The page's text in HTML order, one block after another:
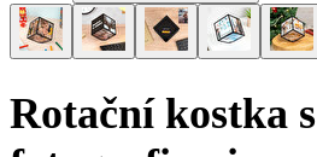
Rotační kostka s